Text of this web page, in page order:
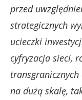
przed
strategicznych
ucieczki
cyfryzacja sieci,
na dużą skalę,